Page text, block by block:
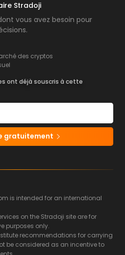
Stradoji
vous avez besoin pour
des cryptos
ont déjà souscris à cette
gratuitement
is intended for an international
on the Stradoji site are for
purposes only.
recommendations for carrying
be considered as an incentive to